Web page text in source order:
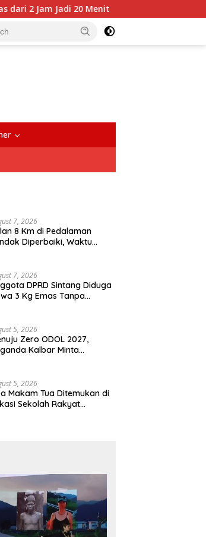
20 Menit Anggota DPRD Sintang
7, 2026
8 Km di Pedalaman
Diperbaiki, Waktu
7, 2026
DPRD Sintang Diduga
3 Kg Emas Tanpa
5, 2026
Zero ODOL 2027,
Kalbar Minta
5, 2026
Makam Tua Ditemukan di
Sekolah Rakyat